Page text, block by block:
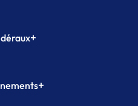
+
Formation
+